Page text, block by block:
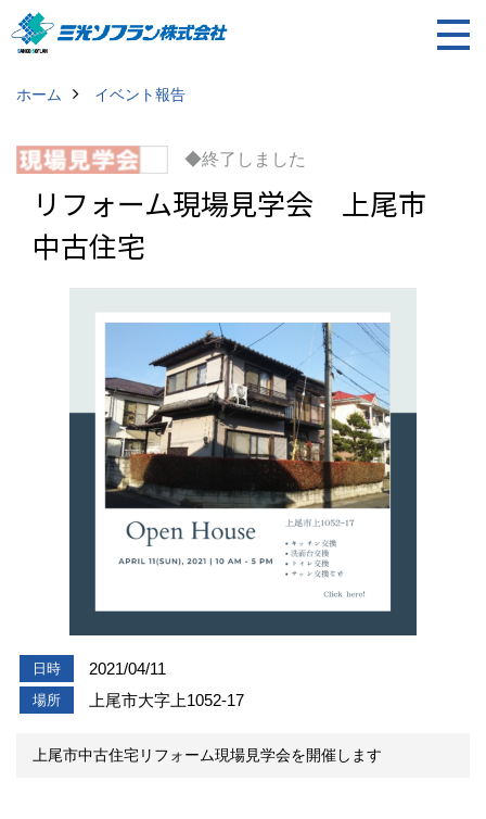
ホーム イベント報告
◆終了しました
リフォーム現場見学会 上尾市
中古住宅
日時 2021/04/11
場所 上尾市大字上1052-17
上尾市中古住宅リフォーム現場見学会を開催します